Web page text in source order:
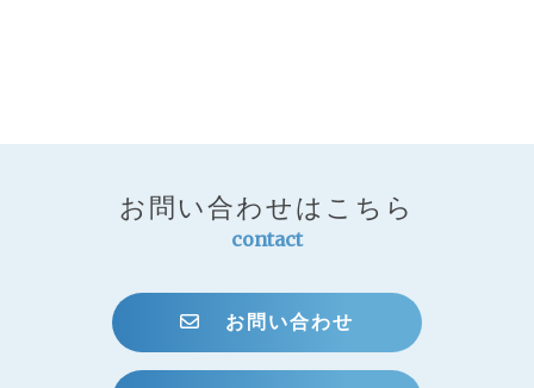
お問い合わせはこちら
contact
お問い合わせ